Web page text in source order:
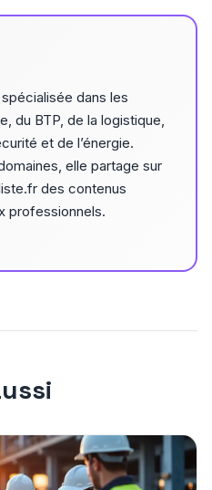
dans les
du BTP, de la logistique,
et de l’énergie.
elle partage sur
des contenus
professionnels.